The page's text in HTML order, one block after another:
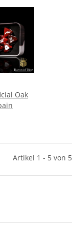
Oak
Artikel 1 - 5 von 5